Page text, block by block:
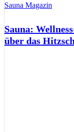
Sauna Magazin
Sauna:
über das